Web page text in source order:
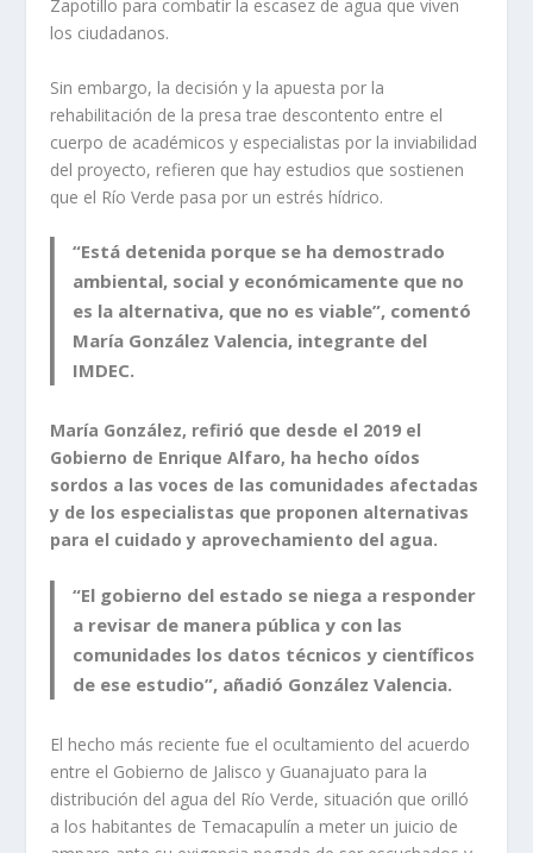
Zapotillo para combatir la escasez de agua que viven
los ciudadanos.
Sin embargo, la decisión y la apuesta por la
rehabilitación de la presa trae descontento entre el
cuerpo de académicos y especialistas por la inviabilidad
del proyecto, refieren que hay estudios que sostienen
que el Río Verde pasa por un estrés hídrico.
“Está detenida porque se ha demostrado
ambiental, social y económicamente que no
es la alternativa, que no es viable”, comentó
María González Valencia, integrante del
IMDEC.
María González, refirió que desde el 2019 el
Gobierno de Enrique Alfaro, ha hecho oídos
sordos a las voces de las comunidades afectadas
y de los especialistas que proponen alternativas
para el cuidado y aprovechamiento del agua.
“El gobierno del estado se niega a responder
a revisar de manera pública y con las
comunidades los datos técnicos y científicos
de ese estudio”, añadió González Valencia.
El hecho más reciente fue el ocultamiento del acuerdo
entre el Gobierno de Jalisco y Guanajuato para la
distribución del agua del Río Verde, situación que orilló
a los habitantes de Temacapulín a meter un juicio de